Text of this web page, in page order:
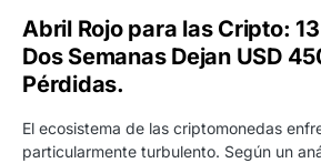
Abril Rojo para las Cripto:
Dos Semanas Dejan USD
Pérdidas.
El ecosistema de las criptomonedas
particularmente turbulento. Según un